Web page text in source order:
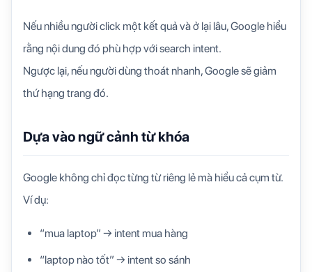
Nếu nhiều người click một kết quả và ở lại lâu, Google hiểu
rằng nội dung đó phù hợp với search intent.
Ngược lại, nếu người dùng thoát nhanh, Google sẽ giảm
thứ hạng trang đó.
Dựa vào ngữ cảnh từ khóa
Google không chỉ đọc từng từ riêng lẻ mà hiểu cả cụm từ.
Ví dụ:
“mua laptop” → intent mua hàng
“laptop nào tốt” → intent so sánh